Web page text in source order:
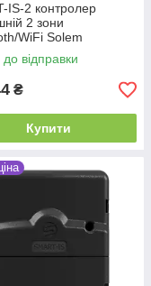
IS-2 контролер
2 зони
WiFi Solem
до відправки
₴
Купити